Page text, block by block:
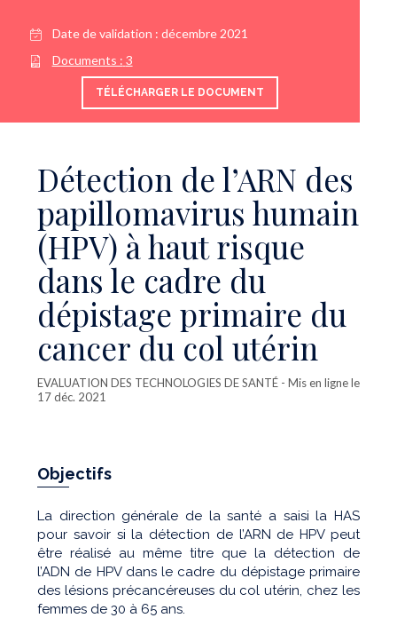
Date de validation : décembre 2021
Documents : 3
TÉLÉCHARGER LE DOCUMENT
Détection de l’ARN des
papillomavirus humain
(HPV) à haut risque
dans le cadre du
dépistage primaire du
cancer du col utérin
EVALUATION DES TECHNOLOGIES DE SANTÉ - Mis en ligne le
17 déc. 2021
Objectifs
La direction générale de la santé a saisi la HAS
pour savoir si la détection de l’ARN de HPV peut
être réalisé au même titre que la détection de
l’ADN de HPV dans le cadre du dépistage primaire
des lésions précancéreuses du col utérin, chez les
femmes de 30 à 65 ans.